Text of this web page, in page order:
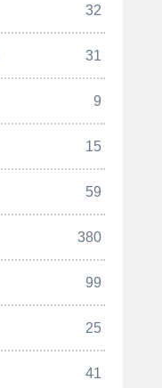
32
31
9
15
59
380
99
25
41